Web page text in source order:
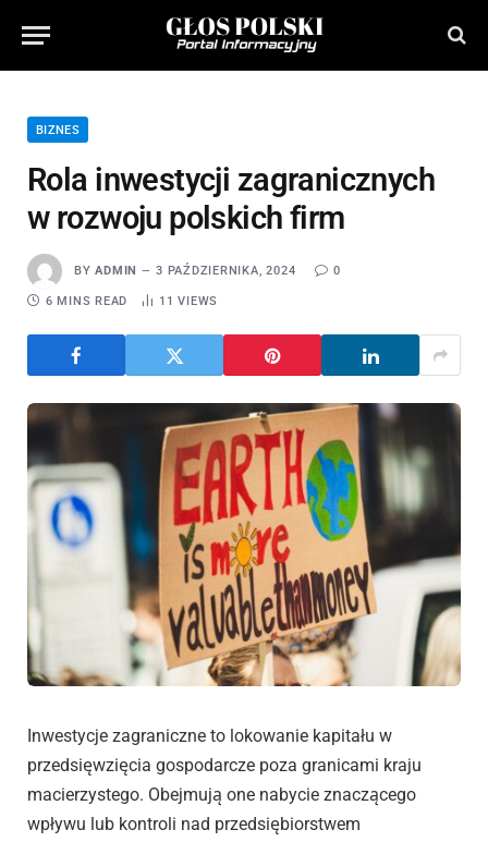
BIZNES
Rola inwestycji zagranicznych
w rozwoju polskich firm
BY ADMIN 3 PAŹDZIERNIKA, 2024 0
6 MINS READ 11VIEWS
Inwestycje zagraniczne to lokowanie kapitału w
przedsięwzięcia gospodarcze poza granicami kraju
macierzystego. Obejmują one nabycie znaczącego
wpływu lub kontroli nad przedsiębiorstwem